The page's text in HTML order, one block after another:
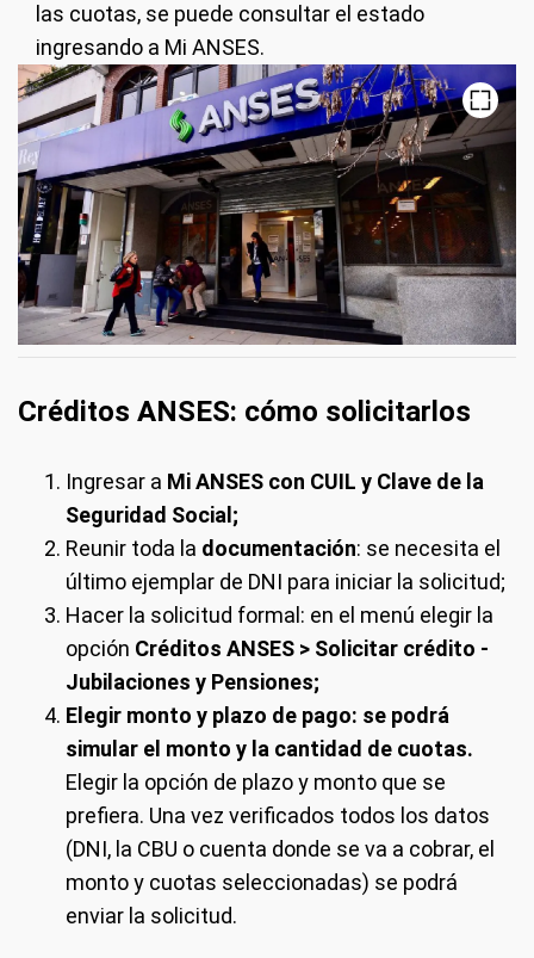
las cuotas, se puede consultar el estado
ingresando a Mi ANSES.
Créditos ANSES: cómo solicitarlos
Ingresar a Mi ANSES con CUIL y Clave de la
Seguridad Social;
Reunir toda la documentación: se necesita el
último ejemplar de DNI para iniciar la solicitud;
Hacer la solicitud formal: en el menú elegir la
opción Créditos ANSES > Solicitar crédito -
Jubilaciones y Pensiones;
Elegir monto y plazo de pago: se podrá
simular el monto y la cantidad de cuotas.
Elegir la opción de plazo y monto que se
prefiera. Una vez verificados todos los datos
(DNI, la CBU o cuenta donde se va a cobrar, el
monto y cuotas seleccionadas) se podrá
enviar la solicitud.